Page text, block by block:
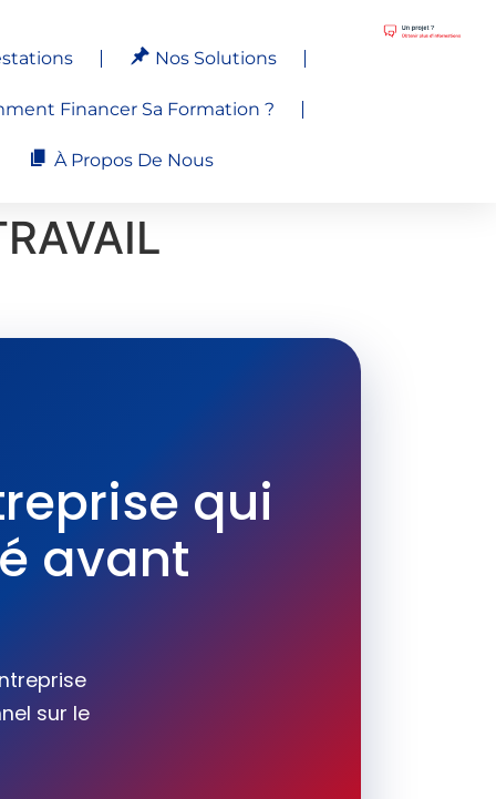
Nos Solutions
Financer Sa Formation ?
À Propos De Nous
qui
avant
sur le